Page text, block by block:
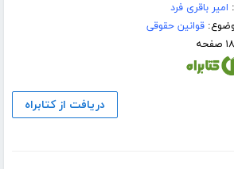
امیر باقری فرد
قوانین حقوقی
دریافت از کتابراه